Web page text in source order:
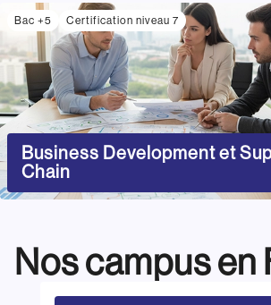
Business Development et
Chain
Bac +5 Certification niveau 7
Nos campus en